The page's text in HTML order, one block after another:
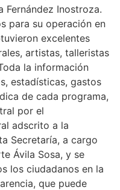
Fernández Inostroza.
para su operación en
excelentes
artistas, talleristas
la información
estadísticas, gastos
de cada programa,
por el
adscrito a la
Secretaría, a cargo
Ávila Sosa, y se
los ciudadanos en la
que puede